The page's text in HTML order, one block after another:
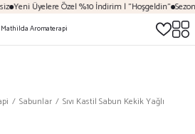
Yeni Üyelere Özel %10 İndirim | "Hoşgeldin"
Sabunlar Sıvı Kastil Sabun Kekik Yağlı